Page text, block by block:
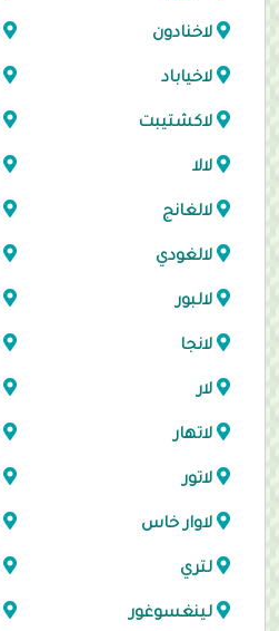
لاخنادون
لاخياباد
لاكشتيبت
لالا
لالغانج
لالغودي
لالبور
لانجا
لار
لاتهار
لاتور
لاوار خاس
لتري
لينغسوغور